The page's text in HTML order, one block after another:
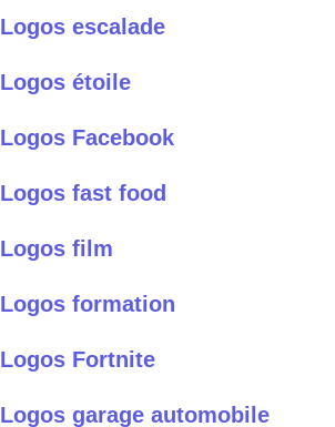
Logos escalade
Logos étoile
Logos Facebook
Logos fast food
Logos film
Logos formation
Logos Fortnite
Logos garage automobile